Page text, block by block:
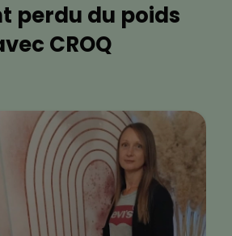
perdu du poids
CROQ